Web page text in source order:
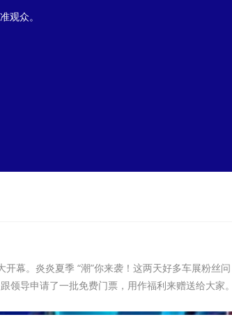
观众。
幕。炎炎夏季 “潮”你来袭！这两天好多车展粉丝
领导申请了一批免费门票，用作福利来赠送给大家